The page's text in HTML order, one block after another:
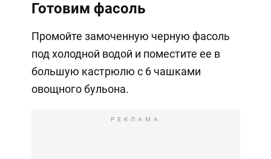
Готовим фасоль
Промойте замоченную черную фасоль
под холодной водой и поместите ее в
большую кастрюлю с 6 чашками
овощного бульона.
РЕКЛАМА